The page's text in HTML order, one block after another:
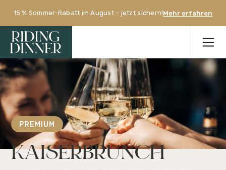
15 % Sommer-Rabatt im August – jetzt sichern!Mehr erfahren
PREMIUM
KAISERBRUNCH